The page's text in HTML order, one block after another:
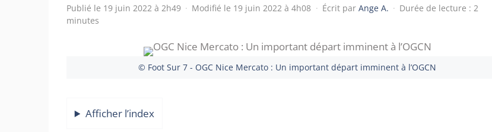
Publié le 19 juin 2022 à 2h49 · Modifié le 19 juin 2022 à 4h08 · Écrit par Ange A. · Durée de lecture : 2
minutes
© Foot Sur 7 - OGC Nice Mercato : Un important départ imminent à l’OGCN
Afficher l’index